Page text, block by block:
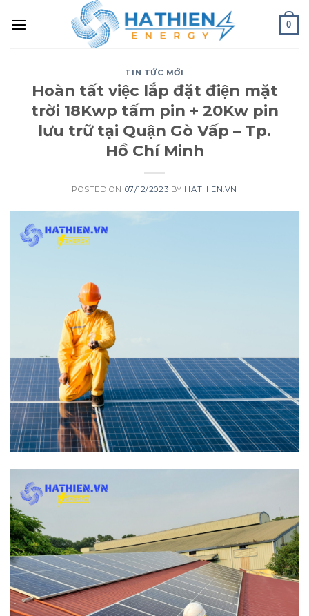
0
TIN TỨC MỚI
Hoàn tất việc lắp đặt điện mặt
trời 18Kwp tấm pin + 20Kw pin
lưu trữ tại Quận Gò Vấp – Tp.
Hồ Chí Minh
POSTED ON 07/12/2023 BY HATHIEN.VN